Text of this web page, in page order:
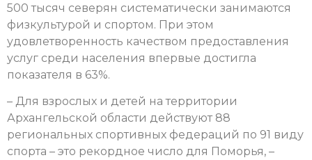
500 тысяч северян систематически занимаются
физкультурой и спортом. При этом
удовлетворенность качеством предоставления
услуг среди населения впервые достигла
показателя в 63%.
– Для взрослых и детей на территории
Архангельской области действуют 88
региональных спортивных федераций по 91 виду
спорта – это рекордное число для Поморья, –